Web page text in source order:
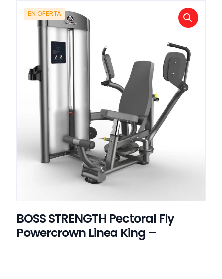
EN OFERTA
BOSS STRENGTH Pectoral Fly
Powercrown Linea King –